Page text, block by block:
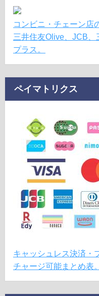
コンビニ・チェーン店
三井住友Olive、JCB
プラス。
ペイマトリクス
キャッシュレス決済・
チャージ可能まとめ表。